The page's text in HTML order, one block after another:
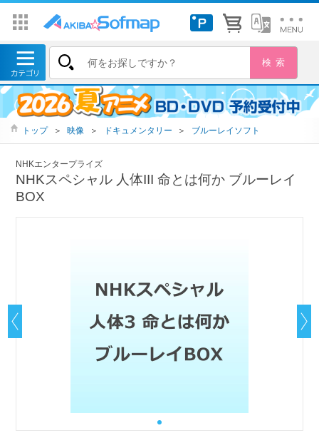
トップ ＞ 映像 ＞ ドキュメンタリー ＞ ブルーレイソフト
NHKエンタープライズ
NHKスペシャル 人体III 命とは何か ブルーレイ
BOX